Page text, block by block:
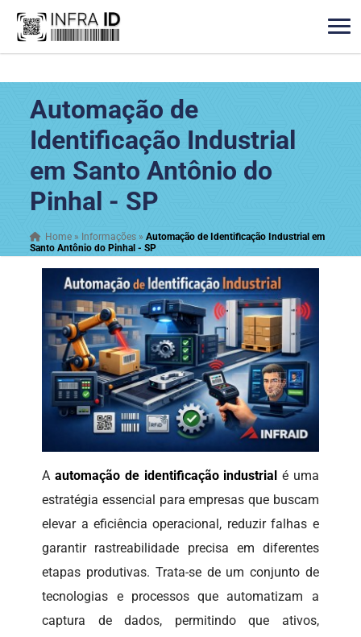
Automação de
Identificação Industrial
em Santo Antônio do
Pinhal - SP
Home » Informações »Automação de Identificação Industrial em
Santo Antônio do Pinhal - SP
Aautomação de identificação industrial é uma
estratégia essencial para empresas que buscam
elevar a eficiência operacional, reduzir falhas e
garantir rastreabilidade precisa em diferentes
etapas produtivas. Trata-se de um conjunto de
tecnologias e processos que automatizam a
captura de dados, permitindo que ativos,